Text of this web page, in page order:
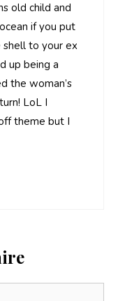
old child and
if you put
shell to your ex
up being a
the woman’s
LoL I
theme but I